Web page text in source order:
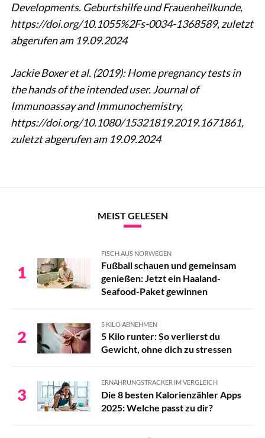
Developments. Geburtshilfe und Frauenheilkunde,
https://doi.org/10.1055%2Fs-0034-1368589, zuletzt
abgerufen am 19.09.2024
Jackie Boxer et al. (2019): Home pregnancy tests in
the hands of the intended user. Journal of
Immunoassay and Immunochemistry,
https://doi.org/10.1080/15321819.2019.1671861,
zuletzt abgerufen am 19.09.2024
MEIST GELESEN
1
FISCH AUS NORWEGEN
Fußball schauen und gemeinsam
genießen: Jetzt ein Haaland-
Seafood-Paket gewinnen
2
5 KILO ABNEHMEN
5 Kilo runter: So verlierst du
Gewicht, ohne dich zu stressen
3
ERNÄHRUNGSTRACKER IM VERGLEICH
Die 8 besten Kalorienzähler Apps
2025: Welche passt zu dir?